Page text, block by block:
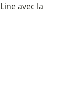
avec la